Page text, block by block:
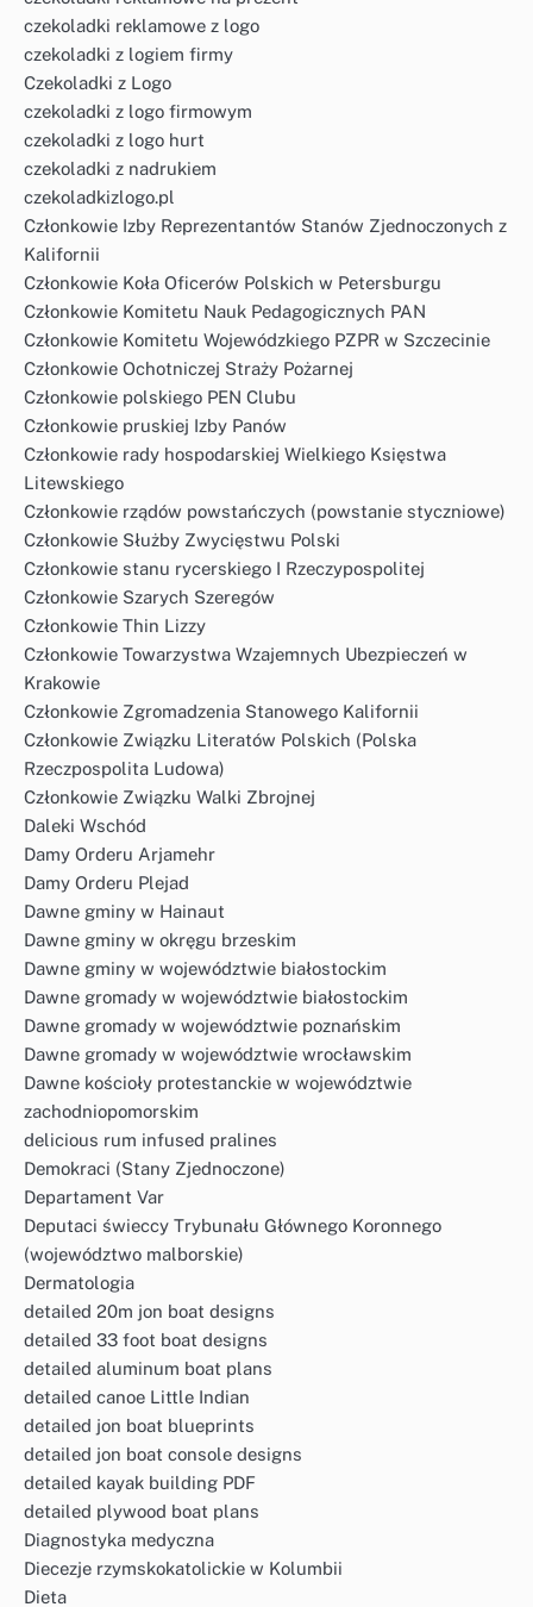
czekoladki reklamowe z logo
czekoladki z logiem firmy
Czekoladki z Logo
czekoladki z logo firmowym
czekoladki z logo hurt
czekoladki z nadrukiem
czekoladkizlogo.pl
Członkowie Izby Reprezentantów Stanów Zjednoczonych z
Kalifornii
Członkowie Koła Oficerów Polskich w Petersburgu
Członkowie Komitetu Nauk Pedagogicznych PAN
Członkowie Komitetu Wojewódzkiego PZPR w Szczecinie
Członkowie Ochotniczej Straży Pożarnej
Członkowie polskiego PEN Clubu
Członkowie pruskiej Izby Panów
Członkowie rady hospodarskiej Wielkiego Księstwa
Litewskiego
Członkowie rządów powstańczych (powstanie styczniowe)
Członkowie Służby Zwycięstwu Polski
Członkowie stanu rycerskiego I Rzeczypospolitej
Członkowie Szarych Szeregów
Członkowie Thin Lizzy
Członkowie Towarzystwa Wzajemnych Ubezpieczeń w
Krakowie
Członkowie Zgromadzenia Stanowego Kalifornii
Członkowie Związku Literatów Polskich (Polska
Rzeczpospolita Ludowa)
Członkowie Związku Walki Zbrojnej
Daleki Wschód
Damy Orderu Arjamehr
Damy Orderu Plejad
Dawne gminy w Hainaut
Dawne gminy w okręgu brzeskim
Dawne gminy w województwie białostockim
Dawne gromady w województwie białostockim
Dawne gromady w województwie poznańskim
Dawne gromady w województwie wrocławskim
Dawne kościoły protestanckie w województwie
zachodniopomorskim
delicious rum infused pralines
Demokraci (Stany Zjednoczone)
Departament Var
Deputaci świeccy Trybunału Głównego Koronnego
(województwo malborskie)
Dermatologia
detailed 20m jon boat designs
detailed 33 foot boat designs
detailed aluminum boat plans
detailed canoe Little Indian
detailed jon boat blueprints
detailed jon boat console designs
detailed kayak building PDF
detailed plywood boat plans
Diagnostyka medyczna
Diecezje rzymskokatolickie w Kolumbii
Dieta